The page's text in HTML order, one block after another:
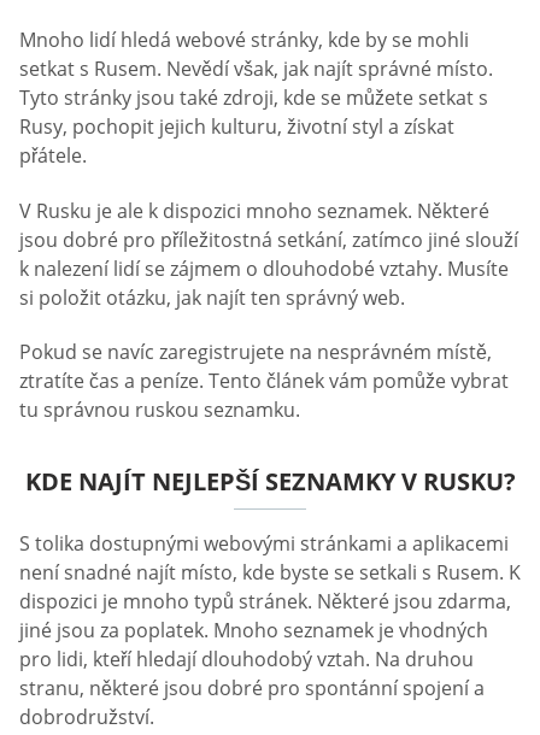
Mnoho lidí hledá webové stránky, kde by se mohli
setkat s Rusem. Nevědí však, jak najít správné místo.
Tyto stránky jsou také zdroji, kde se můžete setkat s
Rusy, pochopit jejich kulturu, životní styl a získat
přátele.
V Rusku je ale k dispozici mnoho seznamek. Některé
jsou dobré pro příležitostná setkání, zatímco jiné slouží
k nalezení lidí se zájmem o dlouhodobé vztahy. Musíte
si položit otázku, jak najít ten správný web.
Pokud se navíc zaregistrujete na nesprávném místě,
ztratíte čas a peníze. Tento článek vám pomůže vybrat
tu správnou ruskou seznamku.
KDE NAJÍT NEJLEPŠÍ SEZNAMKY V RUSKU?
S tolika dostupnými webovými stránkami a aplikacemi
není snadné najít místo, kde byste se setkali s Rusem. K
dispozici je mnoho typů stránek. Některé jsou zdarma,
jiné jsou za poplatek. Mnoho seznamek je vhodných
pro lidi, kteří hledají dlouhodobý vztah. Na druhou
stranu, některé jsou dobré pro spontánní spojení a
dobrodružství.